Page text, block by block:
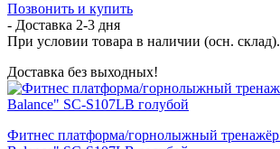
Позвонить и купить
- Доставка 2-3 дня
При условии товара в наличии (осн. склад).
Доставка без выходных!
Фитнес платформа/горнолыжный